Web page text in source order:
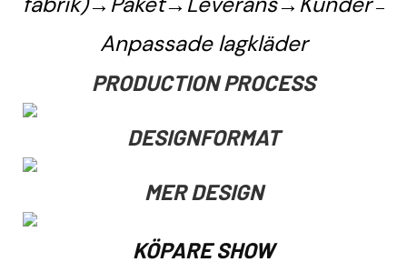
Anpassade lagkläder
PRODUCTION PROCESS
DESIGNFORMAT
MER DESIGN
KÖPARE SHOW